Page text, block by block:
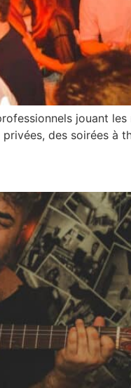
jouant
des soirées à